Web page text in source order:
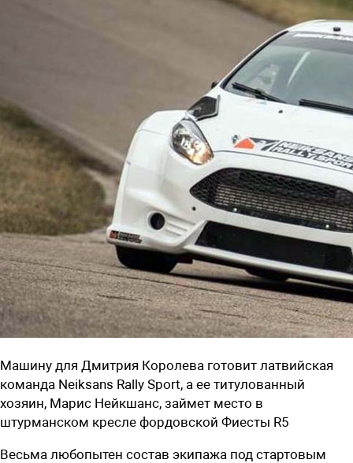
Машину для Дмитрия Королева готовит латвийская
команда Neiksans Rally Sport, а ее титулованный
хозяин, Марис Нейкшанс, займет место в
штурманском кресле фордовской Фиесты R5
Весьма любопытен состав экипажа под стартовым